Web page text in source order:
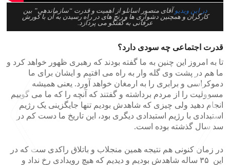
در این ویدیو آقای منصور اسانلو از اهمیت و قدرت “سازماندهی” بین
کارگران و همچنین دشواری ها و رنج های در راه رسیدن به آن با کورش
عرفانی به گفتگو می پردازد.
قدرت اجتماعی چه سودی دارد؟
تا به امروز این چنین به ما گفته بودند که رهبری ظهور خواهد کرد و
ما هم در پشت وی گله وار به راه می افتیم و ایشان برای ما
دموکراسی و برابری را به ارمغان خواهد آورد. یعنی همیشه
مسوولیت را از مردم برداشته و گفتند که آنچه را که ما می گوییم
انجام دهید ولی چیزی که شاهدش بودیم تنها جایگزینی یک رژیم
استبدادی با رژیم استبدادی دیگری بود، این تاریخ ما دست کم در
سد سال گذشته بوده است.
در زمان کنونی هم نتیجه همین منجلاب و باتلاق راکدی ست که در
این ۳۵ ساله شاهدش بودیم و دیدیم که هیچ رویدادی رخ نداد و